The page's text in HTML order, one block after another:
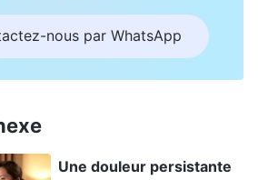
échanger avec eux sur
traiter les gens correctement.
eu une autre pensée : «
sur mes positions, ne diront-
Wang Yi, que je
nous par WhatsApp
Une douleur persistante